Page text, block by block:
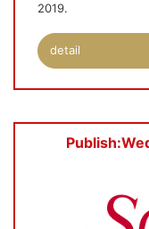
2019.
detail